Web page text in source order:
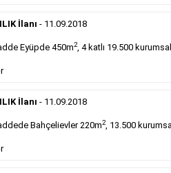
Devrenkiralık maltepede
Devamını Gör
İlanı - 11.09.2018
Eyüpde 450m2, 4 katlı 19.500
İlanı - 11.09.2018
Bahçelievler 220m2, 13.500